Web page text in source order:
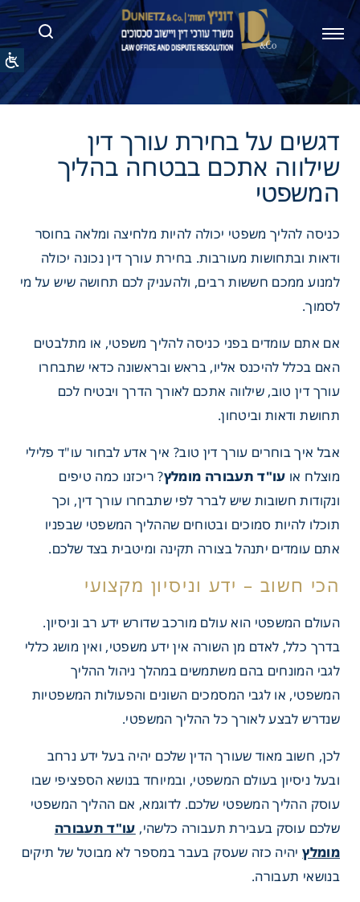
על בחירת עורך דין
אתכם בבטחה בהליך
כניסה להליך משפטי יכולה להיות מלחיצה ומלאה בחוסר
ודאות ובתחושות מעורבות. בחירת עורך דין נכונה יכולה
למנוע ממכם חששות רבים, ולהעניק לכם תחושה שיש על מי
לסמוך.
אם אתם עומדים בפני כניסה להליך משפטי, או מתלבטים
האם בכלל להיכנס אליו, בראש ובראשונה כדאי שתבחרו
עורך דין טוב, שילווה אתכם לאורך הדרך ויבטיח לכם
תחושת ודאות וביטחון.
אבל איך בוחרים עורך דין טוב? איך אדע לבחור עו"ד פלילי
מוצלח או עו"ד תעבורה מומלץ? ריכזנו כמה טיפים
ונקודות חשובות שיש לברר לפי שתבחרו עורך דין, וכך
תוכלו להיות סמוכים ובטוחים שההליך המשפטי שבפניו
אתם עומדים יתנהל בצורה תקינה ומיטבית בצד שלכם.
– ידע וניסיון מקצועי
העולם המשפטי הוא עולם מורכב שדורש ידע רב וניסיון.
בדרך כלל, לאדם מן השורה אין ידע משפטי, ואין מושג כללי
לגבי המונחים בהם משתמשים במהלך ניהול ההליך
המשפטי, או לגבי המסמכים השונים והפעולות המשפטיות
שנדרש לבצע לאורך כל ההליך המשפטי.
לכן, חשוב מאוד שעורך הדין שלכם יהיה בעל ידע נרחב
ובעל ניסיון בעולם המשפטי, ובמיוחד בנושא הספציפי שבו
עוסק ההליך המשפטי שלכם. לדוגמא, אם ההליך המשפטי
שלכם עוסק בעבירת תעבורה כלשהי, עו"ד תעבורה
מומלץיהיה כזה שעסק בעבר במספר לא מבוטל של תיקים
בנושאי תעבורה.